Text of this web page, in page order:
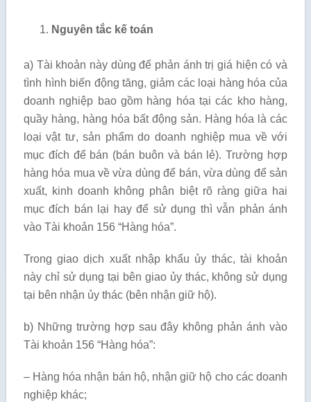
Nguyên tắc kế toán
a) Tài khoản này dùng để phản ánh trị giá hiện có và
tình hình biến động tăng, giảm các loại hàng hóa của
doanh nghiệp bao gồm hàng hóa tại các kho hàng,
quầy hàng, hàng hóa bất động sản. Hàng hóa là các
loại vật tư, sản phẩm do doanh nghiệp mua về với
mục đích để bán (bán buôn và bán lẻ). Trường hợp
hàng hóa mua về vừa dùng để bán, vừa dùng để sản
xuất, kinh doanh không phân biệt rõ ràng giữa hai
mục đích bán lại hay để sử dụng thì vẫn phản ánh
vào Tài khoản 156 “Hàng hóa”.
Trong giao dịch xuất nhập khẩu ủy thác, tài khoản
này chỉ sử dụng tại bên giao ủy thác, không sử dụng
tại bên nhận ủy thác (bên nhận giữ hộ).
b) Những trường hợp sau đây không phản ánh vào
Tài khoản 156 “Hàng hóa”:
– Hàng hóa nhận bán hộ, nhận giữ hộ cho các doanh
nghiệp khác;